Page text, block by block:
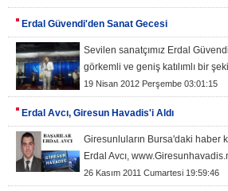
Erdal Güvendi'den Sanat Gecesi
Sevilen sanatçımız Erdal
görkemli ve geniş katılımlı bir
19 Nisan 2012 Perşembe 03:01:15
Erdal Avcı, Giresun Havadis'i Aldı
Giresunluların Bursa'daki haber
Erdal Avcı,
26 Kasım 2011 Cumartesi 19:59:46